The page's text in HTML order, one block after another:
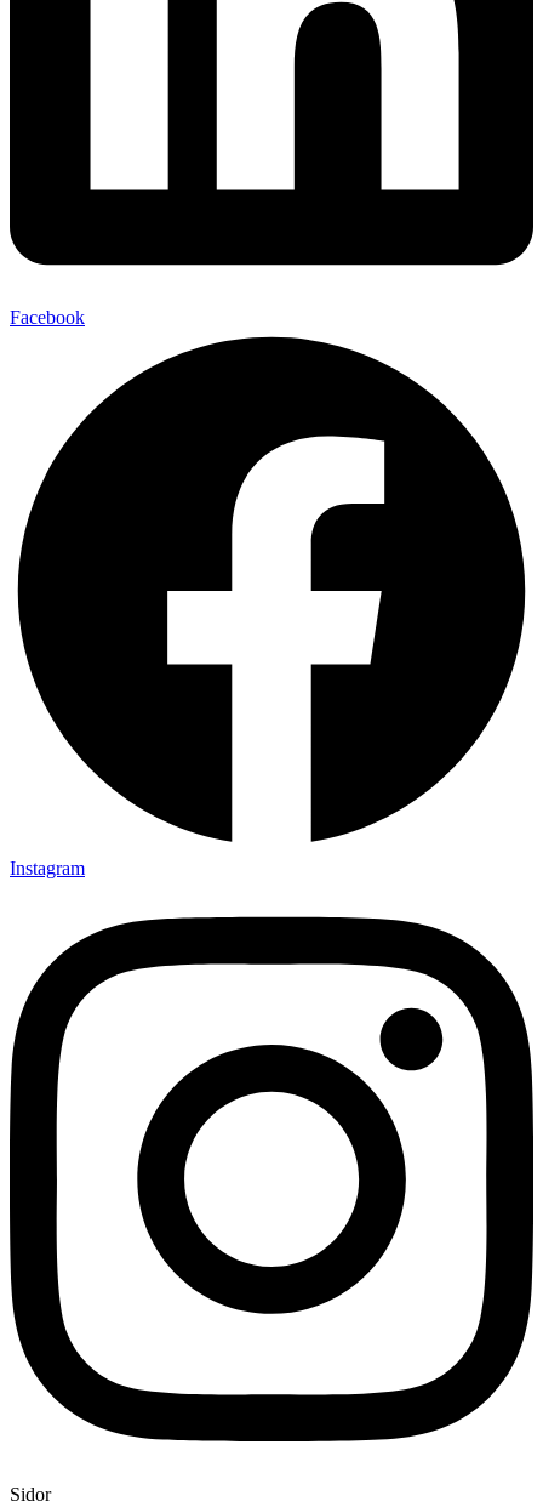
Facebook
Instagram
Sidor